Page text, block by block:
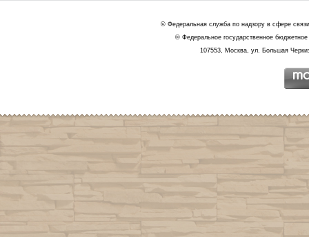
© Федеральная служба по надзору в сфере
© Федеральное государственное
107553, Москва, ул. Большая